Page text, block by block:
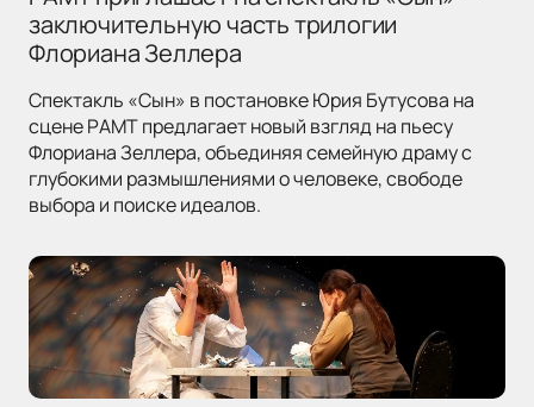
заключительную часть трилогии
Флориана Зеллера
Спектакль «Сын» в постановке Юрия Бутусова на
сцене РАМТ предлагает новый взгляд на пьесу
Флориана Зеллера, объединяя семейную драму с
глубокими размышлениями о человеке, свободе
выбора и поиске идеалов.